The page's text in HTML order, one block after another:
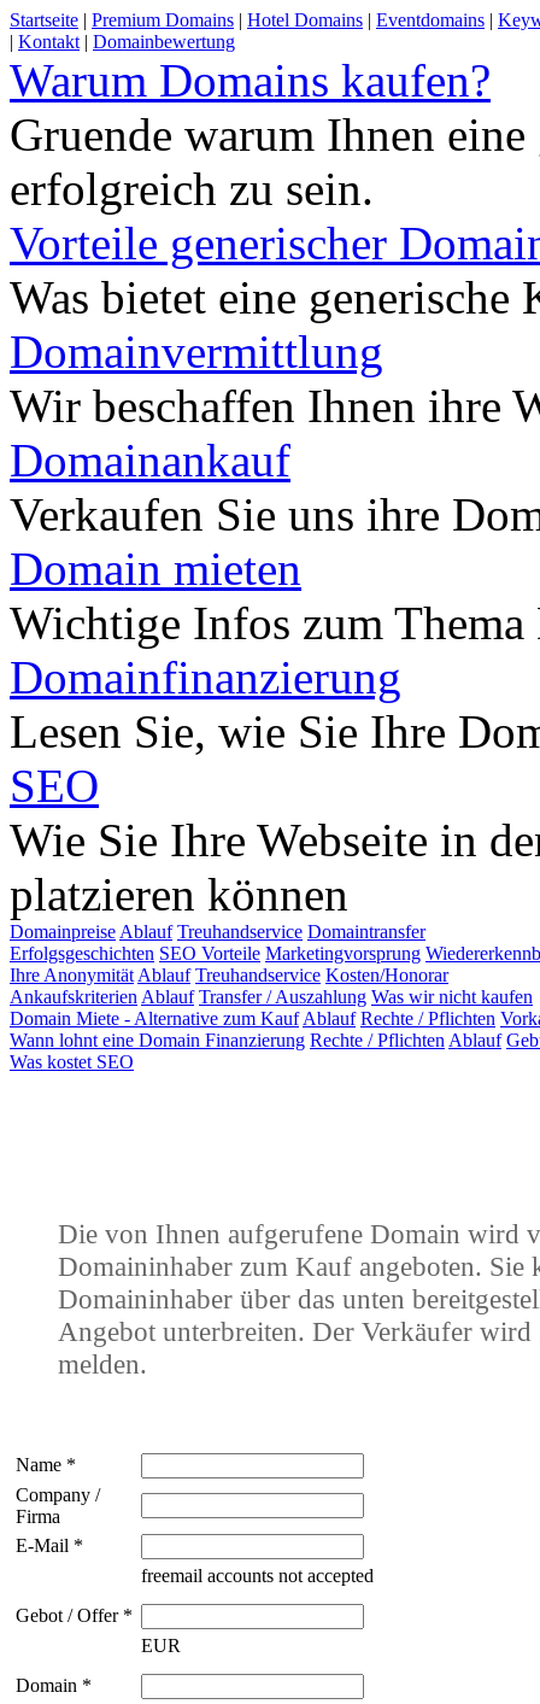
Startseite | Premium Domains | Hotel Domains | Eventdomains |
| Kontakt | Domainbewertung
Warum Domains kaufen?
Gruende warum Ihnen
erfolgreich zu sein.
Vorteile generischer
Was bietet eine
Domainvermittlung
Wir beschaffen Ihnen ihre
Domainankauf
Verkaufen Sie uns ihre
Domain mieten
Wichtige Infos zum
Domainfinanzierung
Lesen Sie, wie Sie Ihre
SEO
Wie Sie Ihre Webseite in
platzieren können
Domainpreise Ablauf Treuhandservice Domaintransfer
Erfolgsgeschichten SEO Vorteile Marketingvorsprung
Ihre Anonymität Ablauf Treuhandservice Kosten/Honorar
Ankaufskriterien Ablauf Transfer / Auszahlung Was wir nicht kaufen
Domain Miete - Alternative zum Kauf Ablauf Rechte / Pflichten
Wann lohnt eine Domain Finanzierung Rechte / Pflichten Ablauf
Was kostet SEO
Die von Ihnen aufgerufene Domain wird
Domaininhaber zum Kauf angeboten. Sie
Domaininhaber über das unten
Angebot unterbreiten. Der Verkäufer wird
melden.
Name *
Company /
Firma
E-Mail *
freemail accounts not accepted
Gebot / Offer *
EUR
Domain *